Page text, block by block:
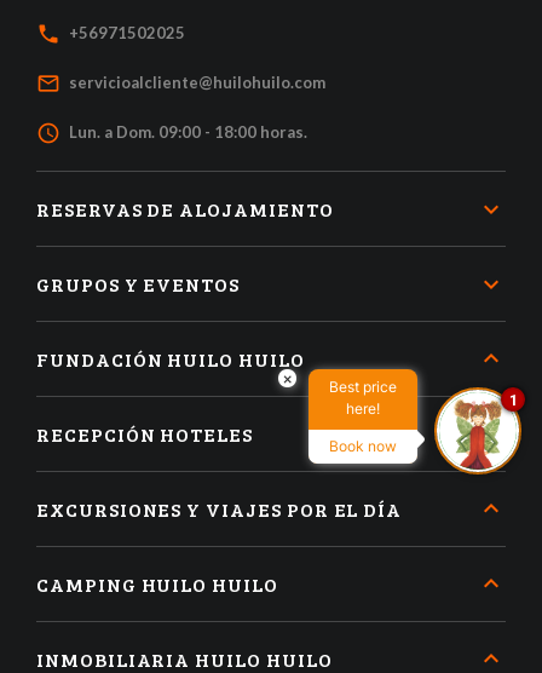
local_phone +56971502025
mail_outline servicioalcliente@huilohuilo.com
access_time Lun. a Dom. 09:00 - 18:00 horas.
RESERVAS DE ALOJAMIENTO
GRUPOS Y EVENTOS
FUNDACIÓN HUILO HUILO
RECEPCIÓN HOTELES
EXCURSIONES Y VIAJES POR EL DÍA
CAMPING HUILO HUILO
INMOBILIARIA HUILO HUILO
×
Best price
here!
Book now
1